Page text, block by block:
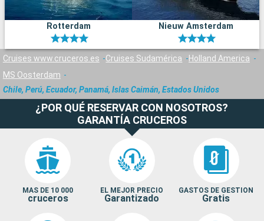
Rotterdam Nieuw Amsterdam
Cruises www.cruceros.es Cruises Sudamérica
Holland America
MS Oosterdam
Chile, Perú, Ecuador, Panamá, Islas Caimán, Estados Unidos
¿POR QUÉ RESERVAR CON NOSOTROS?
GARANTÍA CRUCEROS
MAS DE 10 000
cruceros
EL MEJOR PRECIO
Garantizado
GASTOS DE GESTION
Gratis